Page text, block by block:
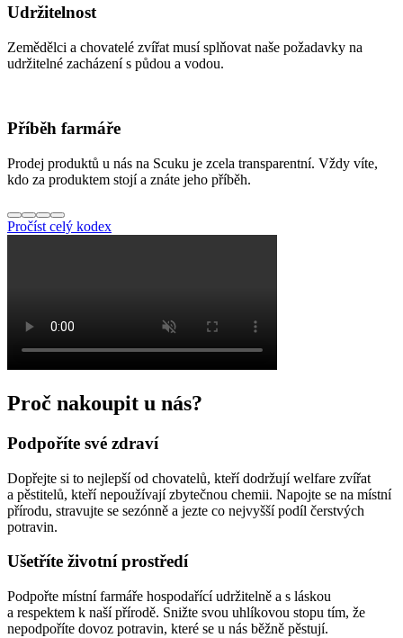
Udržitelnost
Zemědělci a chovatelé zvířat musí splňovat naše požadavky na
udržitelné zacházení s půdou a vodou.
Příběh farmáře
Prodej produktů u nás na Scuku je zcela transparentní. Vždy víte,
kdo za produktem stojí a znáte jeho příběh.
Pročíst celý kodex
Proč nakoupit u nás?
Podpoříte své zdraví
Dopřejte si to nejlepší od chovatelů, kteří dodržují welfare zvířat
a pěstitelů, kteří nepoužívají zbytečnou chemii. Napojte se na místní
přírodu, stravujte se sezónně a jezte co nejvyšší podíl čerstvých
potravin.
Ušetříte životní prostředí
Podpořte místní farmáře hospodařící udržitelně a s láskou
a respektem k naší přírodě. Snižte svou uhlíkovou stopu tím, že
nepodpoříte dovoz potravin, které se u nás běžně pěstují.